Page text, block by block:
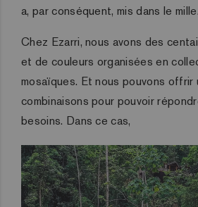
a, par conséquent, mis dans le mille.
Chez Ezarri, nous avons des
et de couleurs organisées en
mosaïques. Et nous pouvons offrir
combinaisons pour pouvoir
besoins. Dans ce cas,